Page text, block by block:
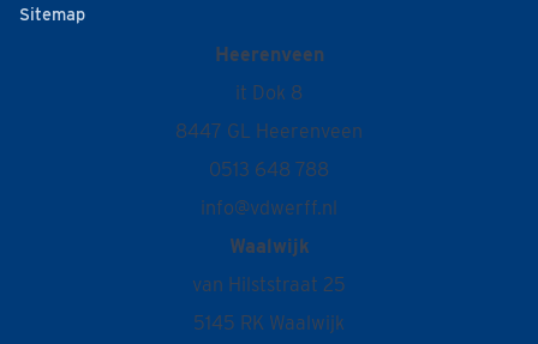
Sitemap
Heerenveen
it Dok 8
8447 GL Heerenveen
0513 648 788
info@vdwerff.nl
Waalwijk
van Hilststraat 25
5145 RK Waalwijk